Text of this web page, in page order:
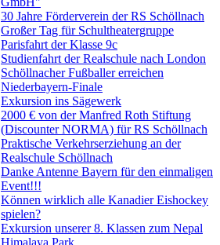
30 Jahre Förderverein der RS Schöllnach
Großer Tag für Schultheatergruppe
Parisfahrt der Klasse 9c
Studienfahrt der Realschule nach London
Schöllnacher Fußballer erreichen
Niederbayern-Finale
Exkursion ins Sägewerk
2000 € von der Manfred Roth Stiftung
(Discounter NORMA) für RS Schöllnach
Praktische Verkehrserziehung an der
Realschule Schöllnach
Danke Antenne Bayern für den einmaligen
Event!!!
Können wirklich alle Kanadier Eishockey
spielen?
Exkursion unserer 8. Klassen zum Nepal
Himalaya Park